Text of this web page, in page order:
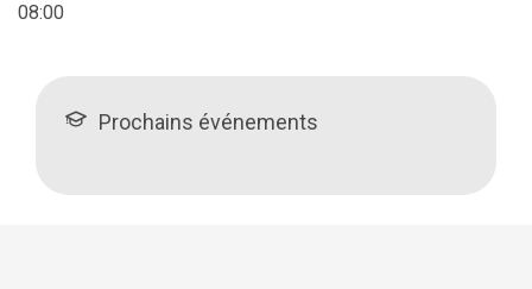
08:00
Prochains événements